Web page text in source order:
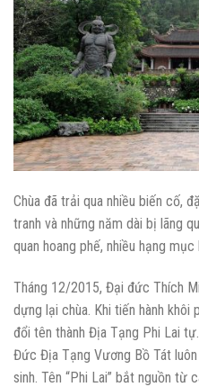
Chùa đã trải qua nhiều biến cố,
tranh và những năm dài bị lãng
quan hoang phế, nhiều hạng
Tháng 12/2015, Đại đức Thích
dựng lại chùa. Khi tiến hành khôi
đổi tên thành Địa Tạng Phi Lai
Đức Địa Tạng Vương Bồ Tát
sinh. Tên “Phi Lai” bắt nguồn từ